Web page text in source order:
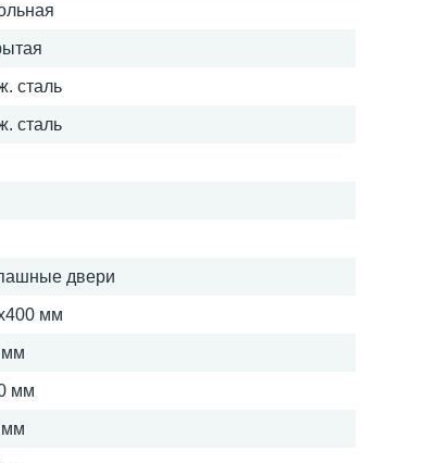
сталь
сталь
двери
мм
мм
мм
мм